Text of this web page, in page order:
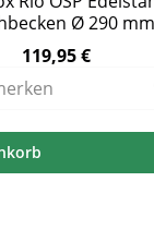
Ø 290
119,95 €